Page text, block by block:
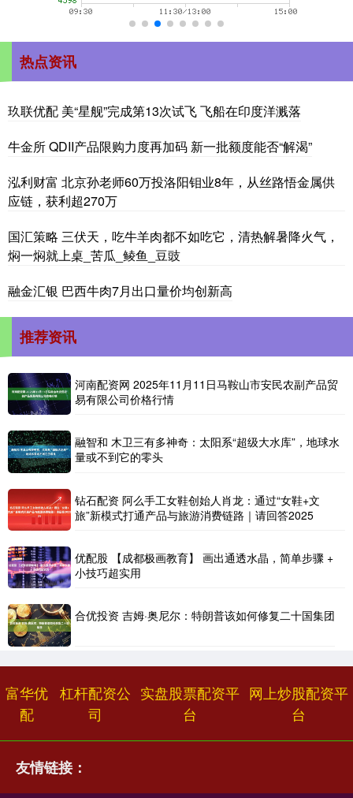
热点资讯
玖联优配 美“星舰”完成第13次试飞 飞船在印度洋溅落
牛金所 QDII产品限购力度再加码 新一批额度能否“解渴”
泓利财富 北京孙老师60万投洛阳钼业8年，从丝路悟金属供
应链，获利超270万
国汇策略 三伏天，吃牛羊肉都不如吃它，清热解暑降火气，
焖一焖就上桌_苦瓜_鲮鱼_豆豉
融金汇银 巴西牛肉7月出口量价均创新高
推荐资讯
河南配资网 2025年11月11日马鞍山市安民农副产品贸
易有限公司价格行情
融智和 木卫三有多神奇：太阳系“超级大水库”，地球水
量或不到它的零头
钻石配资 阿么手工女鞋创始人肖龙：通过“女鞋+文
旅”新模式打通产品与旅游消费链路｜请回答2025
优配股 【成都极画教育】 画出通透水晶，简单步骤 +
小技巧超实用
合优投资 吉姆·奥尼尔：特朗普该如何修复二十国集团
富华优
配
杠杆配资公
司
实盘股票配资平
台
网上炒股配资平
台
友情链接：